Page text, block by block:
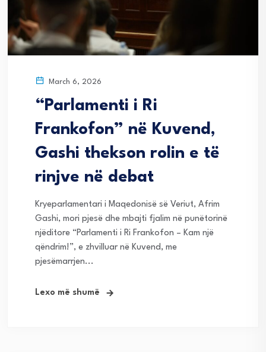
March 6, 2026
“Parlamenti i Ri
Frankofon” në Kuvend,
Gashi thekson rolin e të
rinjve në debat
Kryeparlamentari i Maqedonisë së Veriut, Afrim
Gashi, mori pjesë dhe mbajti fjalim në punëtorinë
njëditore “Parlamenti i Ri Frankofon – Kam një
qëndrim!”, e zhvilluar në Kuvend, me
pjesëmarrjen...
Lexo më shumë